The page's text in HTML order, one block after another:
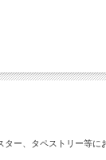
ー、タペストリー等に